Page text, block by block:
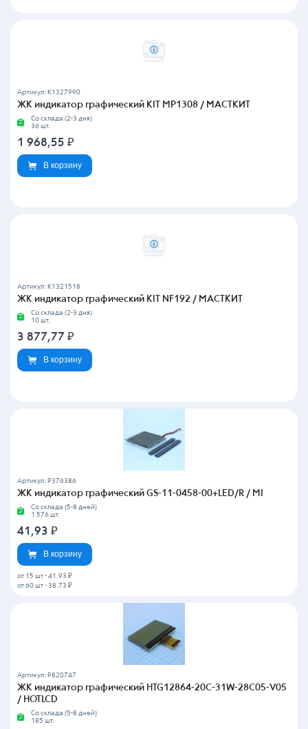
Артикул: K1327990
ЖК индикатор графический KIT MP1308 / МАСТКИТ
Со склада (2-3 дня)
36 шт.
1 968,55 ₽
В корзину
Артикул: K1321518
ЖК индикатор графический KIT NF192 / МАСТКИТ
Со склада (2-3 дня)
10 шт.
3 877,77 ₽
В корзину
Артикул: P376386
ЖК индикатор графический GS-11-0458-00+LED/R / MI
Со склада (5-8 дней)
1 576 шт.
41,93 ₽
В корзину
от 15 шт - 41.93 ₽
от 60 шт - 38.73 ₽
Артикул: P820747
ЖК индикатор графический HTG12864-20C-31W-28C05-V05
/ HOTLCD
Со склада (5-8 дней)
185 шт.